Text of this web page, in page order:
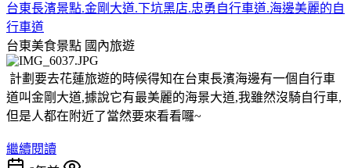
台東長濱景點.金剛大道.下坑黑店.忠勇自行車道.海邊美麗的自
行車道
台東美食景點 國內旅遊
計劃要去花蓮旅遊的時候得知在台東長濱海邊有一個自行車
道叫金剛大道,據說它有最美麗的海景大道,我雖然沒騎自行車,
但是人都在附近了當然要來看看囉~
繼續閱讀